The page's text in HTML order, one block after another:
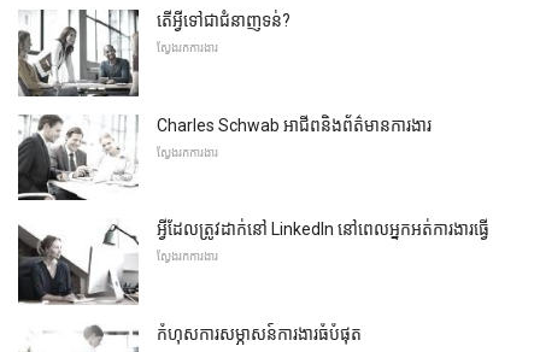
តើអ្វីទៅជាជំនាញទន់?
ស្វែងរកការងារ
Charles Schwab អាជីពនិងព័ត៌មានការងារ
ស្វែងរកការងារ
អ្វីដែលត្រូវដាក់នៅ LinkedIn នៅពេលអ្នកអត់ការងារធ្វើ
ស្វែងរកការងារ
កំហុសការសម្ភាសន៍ការងារធំបំផុត